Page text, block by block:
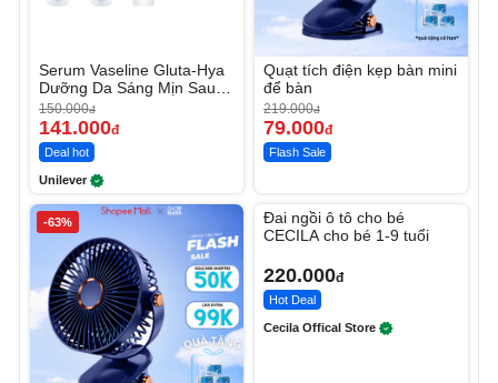
Serum Vaseline Gluta-Hya
Dưỡng Da Sáng Mịn Sau 7
Ngày
150.000đ
141.000đ
Deal hot
Unilever
Quạt tích điện kẹp bàn mini
để bàn
219.000đ
79.000đ
Flash Sale
-63%
Đai ngồi ô tô cho bé
CECILA cho bé 1-9 tuổi
220.000đ
Hot Deal
Cecila Offical Store